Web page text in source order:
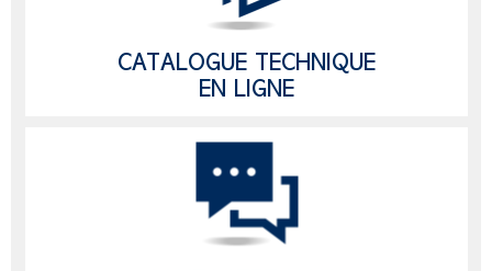
CATALOGUE TECHNIQUE
EN LIGNE